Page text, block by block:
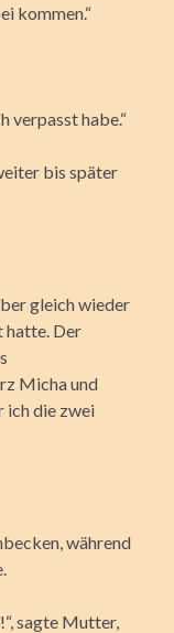
kommen.“
verpasst habe.“
bis später
gleich wieder
hatte. Der
Micha und
ich die zwei
während
sagte Mutter,